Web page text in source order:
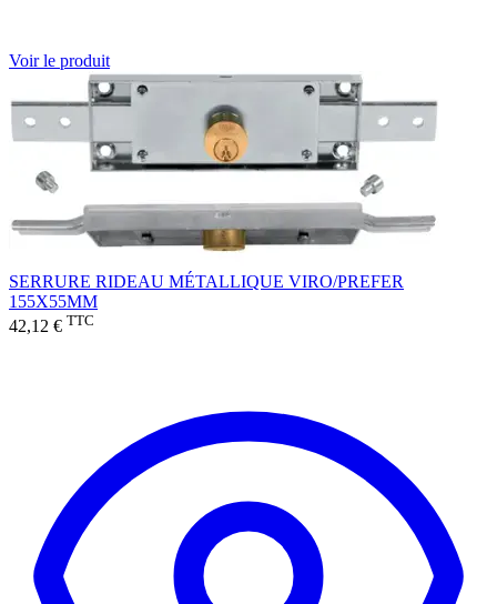
Voir le produit
SERRURE RIDEAU MÉTALLIQUE VIRO/PREFER
155X55MM
42,12 € TTC